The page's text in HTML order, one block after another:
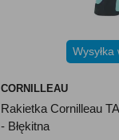
Wysyłka
CORNILLEAU
Rakietka Cornilleau
- Błękitna